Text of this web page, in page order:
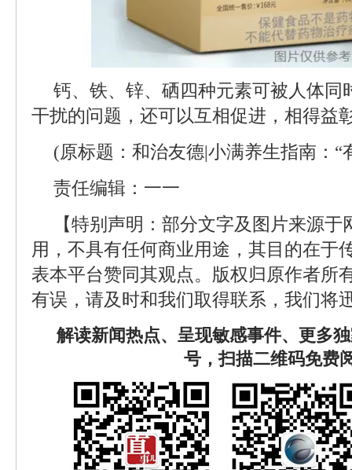
钙、铁、锌、硒四种元素可被人体同
干扰的问题，还可以互相促进，相得益
(原标题：和治友德|小满养生指南：“
责任编辑：一一
【特别声明：部分文字及图片来源
用，不具有任何商业用途，其目的在于
表本平台赞同其观点。版权归原作者所
有误，请及时和我们取得联系，我们将
解读新闻热点、呈现敏感事件、更多
号，扫描二维码免费